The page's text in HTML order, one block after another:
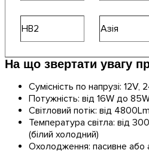
HB2 Азія
На що звертати увагу
Сумісність по напрузі:
Потужність: від 16W до
Світловий потік: від
Температура світла: від
(білий холодний)
Охолодження: пасивне або